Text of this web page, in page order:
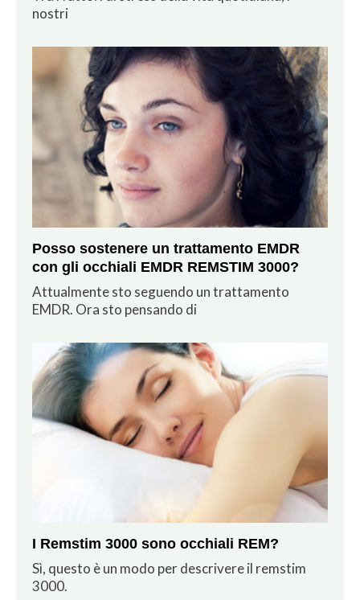
nostri
Posso sostenere un trattamento EMDR
con gli occhiali EMDR REMSTIM 3000?
Attualmente sto seguendo un trattamento
EMDR. Ora sto pensando di
I Remstim 3000 sono occhiali REM?
Sì, questo è un modo per descrivere il remstim
3000.